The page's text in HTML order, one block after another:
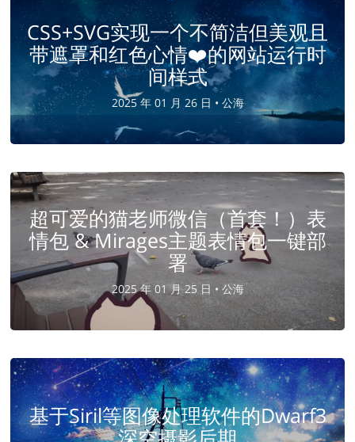
CSS+SVG实现一个不简洁但美观且
带遮罩和红色心情❤️的网站运行时
间样式
2025 年 01 月 26 日 • 公海
超可爱的猫老师微信（首套！）表
情包 & Mirages主题表情包一键部
署
2025 年 01 月 25 日 • 公海
基于Siril等图像处理软件的Dwarf3